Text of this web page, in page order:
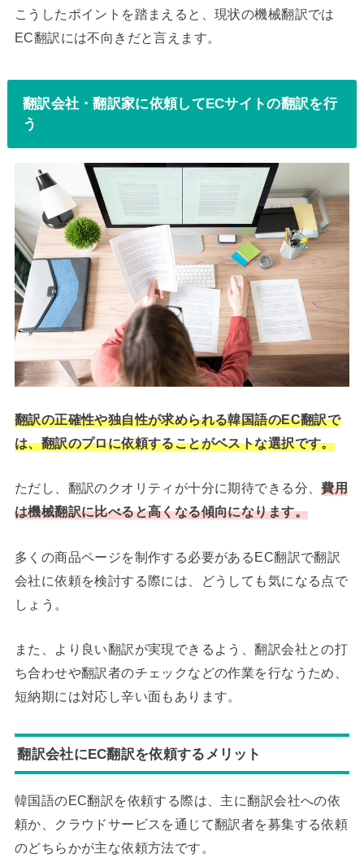
こうしたポイントを踏まえると、現状の機械翻訳では
EC翻訳には不向きだと言えます。
翻訳会社・翻訳家に依頼してECサイトの翻訳を行
う
翻訳の正確性や独自性が求められる韓国語のEC翻訳で
は、翻訳のプロに依頼することがベストな選択です。
ただし、翻訳のクオリティが十分に期待できる分、費用
は機械翻訳に比べると高くなる傾向になります。
多くの商品ページを制作する必要があるEC翻訳で翻訳
会社に依頼を検討する際には、どうしても気になる点で
しょう。
また、より良い翻訳が実現できるよう、翻訳会社との打
ち合わせや翻訳者のチェックなどの作業を行なうため、
短納期には対応し辛い面もあります。
翻訳会社にEC翻訳を依頼するメリット
韓国語のEC翻訳を依頼する際は、主に翻訳会社への依
頼か、クラウドサービスを通じて翻訳者を募集する依頼
のどちらかが主な依頼方法です。